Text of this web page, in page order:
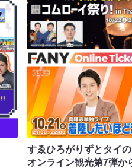
すゑひろがりずとタイ
オンライン観光第7弾か